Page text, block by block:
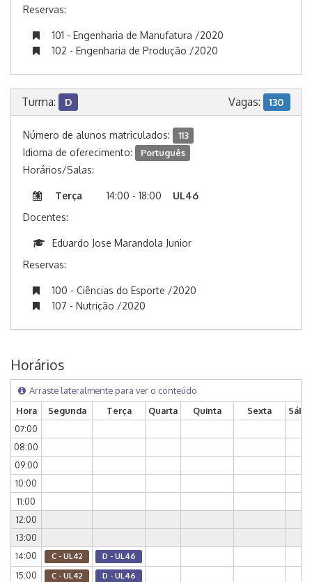
Reservas:
101 - Engenharia de Manufatura /2020
102 - Engenharia de Produção /2020
Turma: D Vagas: 130
Número de alunos matriculados: 113
Idioma de oferecimento: Português
Horários/Salas:
Terça 14:00 - 18:00
UL46
Docentes:
Eduardo Jose Marandola Junior
Reservas:
100 - Ciências do Esporte /2020
107 - Nutrição /2020
Horários
Arraste lateralmente para ver o conteúdo
Hora
Segunda Terça Quarta Quinta Sexta
07:00
08:00
09:00
10:00
11:00
12:00
13:00
14:00
C - UL42 D - UL46
15:00 C - UL42 D - UL46